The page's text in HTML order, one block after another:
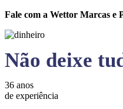
Fale com a Wettor Marcas e
Não deixe
36 anos
de experiência